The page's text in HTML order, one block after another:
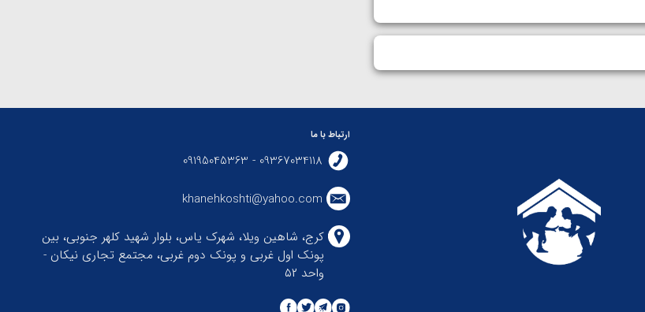
ارتباط با ما
09367034118 - 09195045363
khanehkoshti@yahoo.com
کرج، شاهین ویلا، شهرک یاس، بلوار شهید کلهر جنوبی، بین
پونک اول غربی و پونک دوم غربی، مجتمع تجاری نیکان -
واحد ۵۲